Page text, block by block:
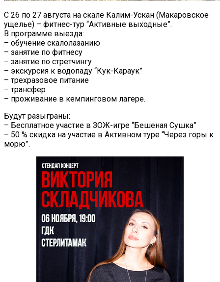
C 26 по 27 августа на скале Калим-Ускан (Макаровское
ущелье) – фитнес-тур “Активные выходные”.
В программе выезда:
– обучение скалолазанию
– занятие по фитнесу
– занятие по стретчингу
– экскурсия к водопаду “Кук-Караук”
– трехразовое питание
– трансфер
– проживание в кемпинговом лагере.
Будут разыграны:
– Бесплатное участие в ЗОЖ-игре “Бешеная Сушка”
– 50 % скидка на участие в Активном туре “Через горы к
морю”.